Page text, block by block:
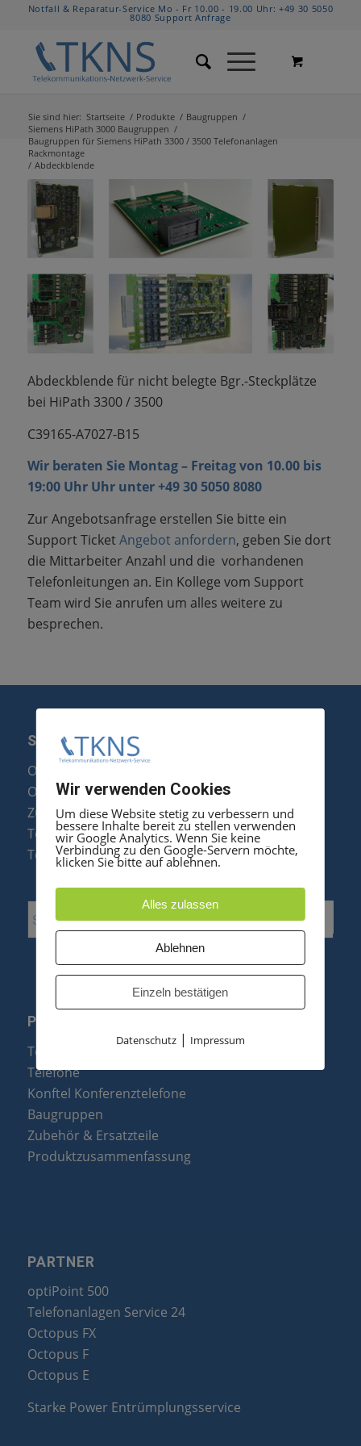
Notfall & Reparatur-Service Mo - Fr 10.00 - 19.00 Uhr:+49 30 5050
8080 Support Anfrage
Sie sind hier: Startseite / Produkte / Baugruppen /
Siemens HiPath 3000 Baugruppen /
Baugruppen für Siemens HiPath 3300 / 3500 Telefonanlagen
Rackmontage
/ Abdeckblende
Abdeckblende für nicht belegte Bgr.-Steckplätze
bei HiPath 3300 / 3500
C39165-A7027-B15
Wir beraten Sie Montag – Freitag von 10.00 bis
19:00 Uhr Uhr unter+49 30 5050 8080
Zur Angebotsanfrage erstellen Sie bitte ein
Support TicketAngebot anfordern, geben Sie dort
die Mittarbeiter Anzahl und die vorhandenen
Telefonleitungen an. Ein Kollege vom Support
Team wird Sie anrufen um alles weitere zu
besprechen.
SERVICE
Optipoint Display Reparatur
Octophon F Display Reparatur
Zubehör & Ersatzteile
Telefonanlagen Optimierung
Telefonanlagen Erweiterung
PRODUKTE
Telefonanlagen
Telefone
Konftel Konferenztelefone
Baugruppen
Zubehör & Ersatzteile
Produktzusammenfassung
PARTNER
optiPoint 500
Telefonanlagen Service 24
Octopus FX
Octopus F
Octopus E
Starke Power Entrümplungsservice
Wir verwenden Cookies
Um diese Website stetig zu verbessern und
bessere Inhalte bereit zu stellen verwenden
wir Google Analytics. Wenn Sie keine
Verbindung zu den Google-Servern möchte,
klicken Sie bitte auf ablehnen.
Alles zulassen
Ablehnen
Einzeln bestätigen
Datenschutz| Impressum